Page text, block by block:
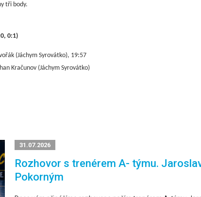
tři body.
0:1)
(Jáchym Syrovátko), 19:57
Kračunov (Jáchym Syrovátko)
31.07.2026
Rozhovor s trenérem A- týmu.
Pokorným